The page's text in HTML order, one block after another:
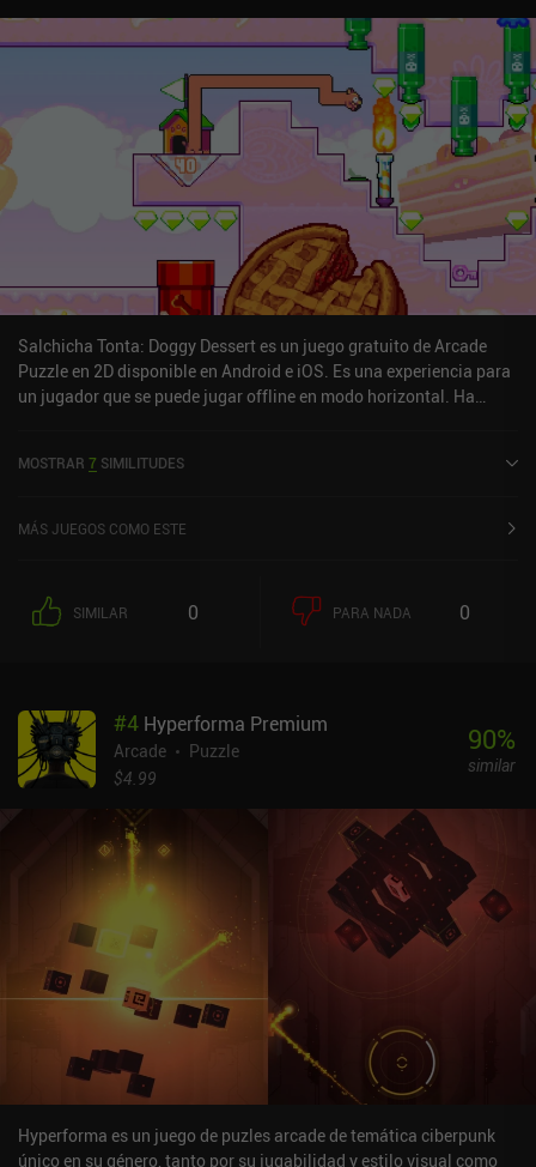
Salchicha Tonta: Doggy Dessert es un juego gratuito de Arcade
Puzzle en 2D disponible en Android e iOS. Es una experiencia para
un jugador que se puede jugar offline en modo horizontal. Ha
valoración actual de 4,2 sobre 5,0 en Google Play y de 4,3 sobre 5,0
MOSTRAR 7 SIMILITUDES
MÁS JUEGOS COMO ESTE
SIMILAR 0 PARA NADA 0
#4 Hyperforma Premium
Arcade
Puzzle
$4.99
90%
similar
Hyperforma es un juego de puzles arcade de temática ciberpunk
único en su género, tanto por su jugabilidad y estilo visual como